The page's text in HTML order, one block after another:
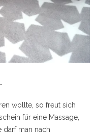
wollte, so freut sich
für eine Massage,
darf man nach